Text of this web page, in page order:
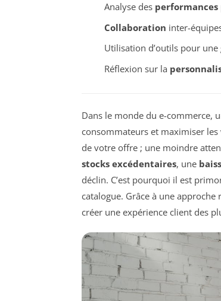
Analyse des performances
Collaboration inter-
Utilisation d’outils pour une
Réflexion sur la
Dans le monde du e-commerce,
consommateurs et maximiser les
de votre offre ; une moindre
stocks excédentaires, une
déclin. C’est pourquoi il est
catalogue. Grâce à une
créer une expérience client des